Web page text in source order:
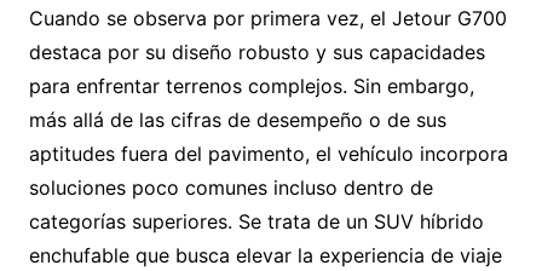
Cuando se observa por primera vez, el Jetour G700
destaca por su diseño robusto y sus capacidades
para enfrentar terrenos complejos. Sin embargo,
más allá de las cifras de desempeño o de sus
aptitudes fuera del pavimento, el vehículo incorpora
soluciones poco comunes incluso dentro de
categorías superiores. Se trata de un SUV híbrido
enchufable que busca elevar la experiencia de viaje